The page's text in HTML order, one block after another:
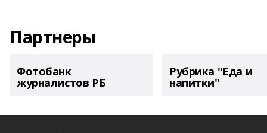
Партнеры
Фотобанк
журналистов РБ
Рубрика "Еда и
напитки"